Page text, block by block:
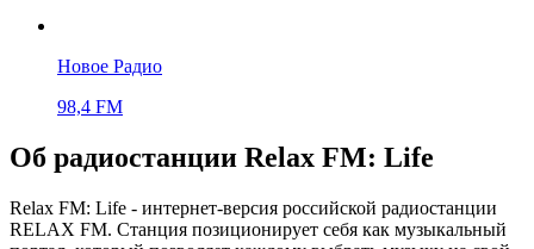
Новое Радио
98,4 FM
Об радиостанции Relax FM: Life
Relax FM: Life - интернет-версия российской радиостанции
RELAX FM. Станция позиционирует себя как музыкальный